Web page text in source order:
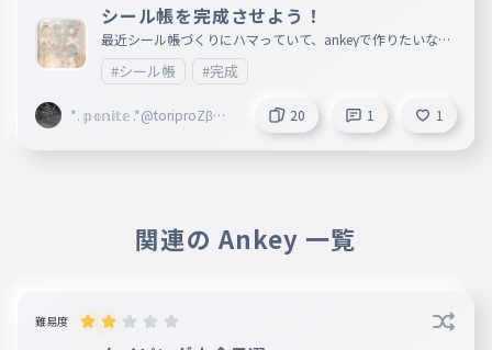
シール帳を完成させよう！
最近シール帳づくりにハマっていて、ankeyで作りたいなっ
て思ったので作りました！ 画質悪くてごめんね🙏 シール帳
ができたらコメントで教えてね！ 私は2152だよ！
#シール帳 #完成
*. 𝕡𝕠𝕟𝕚𝕥𝕖 .*@toriproZβ@Li
20 1 1
関連の Ankey 一覧
難易度